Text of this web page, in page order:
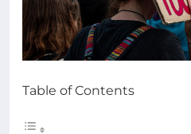
Table of Contents